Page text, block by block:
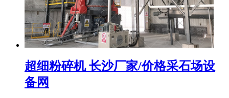
超细粉碎机 长沙厂家/价格采石场设
备网